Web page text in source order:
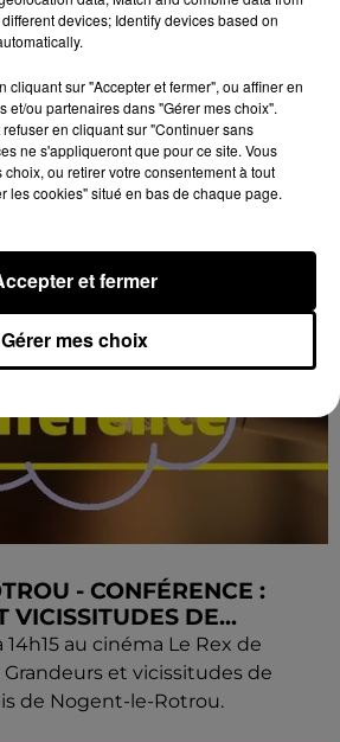
- FÊTE MÉDIÉVALE
à 21h00 et dimanche 30
à Tourouvre (Tourouvre-au-
des Fontaines : Fête Médiévale.
- CONFÉRENCE :
VICISSITUDES DE...
14h15 au cinéma Le Rex de
et vicissitudes de
de Nogent-le-Rotrou.
devices; Identify devices based on
cliquant sur "Accepter et fermer", ou affiner en
et/ou partenaires dans "Gérer mes choix".
en cliquant sur "Continuer sans
ne s'appliqueront que pour ce site. Vous
ou retirer votre consentement à tout
les cookies" situé en bas de chaque page.
Gérer mes choix
et fermer